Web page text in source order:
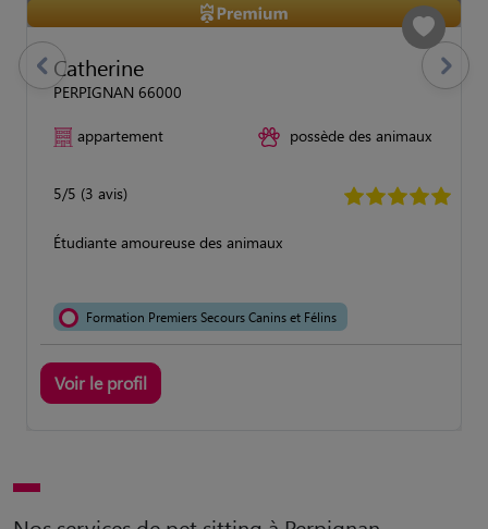
Catherine
PERPIGNAN 66000
appartement possède des animaux
5/5 (3 avis)
Étudiante amoureuse des animaux
Formation Premiers Secours Canins et Félins
Voir le profil
previous Suivant